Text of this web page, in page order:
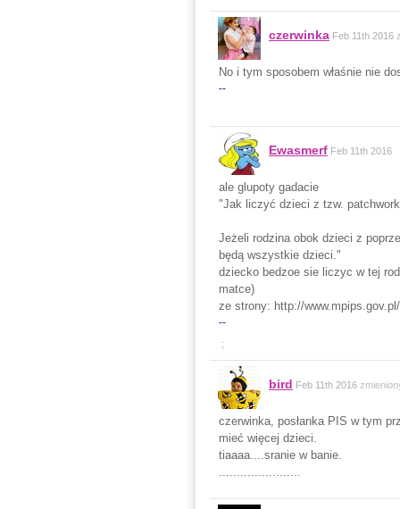
czerwinka Feb 11th 2016
No i tym sposobem właśnie nie
--
Ewasmerf Feb 11th 2016
ale glupoty gadacie
"Jak liczyć dzieci z tzw.
Jeżeli rodzina obok dzieci z
będą wszystkie dzieci."
dziecko bedzoe sie liczyc w tej
matce)
ze strony: http://
--
;
bird Feb 11th 2016
czerwinka, posłanka PIS w tym
mieć więcej dzieci.
tiaaaa....sranie w banie.
.......................